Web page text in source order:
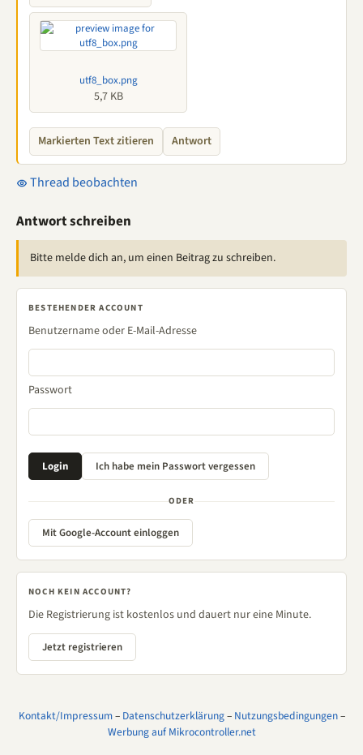
utf8_box.png
5,7 KB
Markierten Text zitieren Antwort
Thread beobachten
Antwort schreiben
Bitte melde dich an, um einen Beitrag zu schreiben.
BESTEHENDER ACCOUNT
Benutzername oder E-Mail-Adresse
Passwort
ODER
Mit Google-Account einloggen
NOCH KEIN ACCOUNT?
Die Registrierung ist kostenlos und dauert nur eine Minute.
Jetzt registrieren
Kontakt/Impressum– Datenschutzerklärung– Nutzungsbedingungen–
Werbung auf Mikrocontroller.net